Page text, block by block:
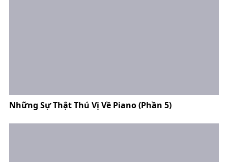
Những Sự Thật Thú Vị Về Piano (Phần 5)